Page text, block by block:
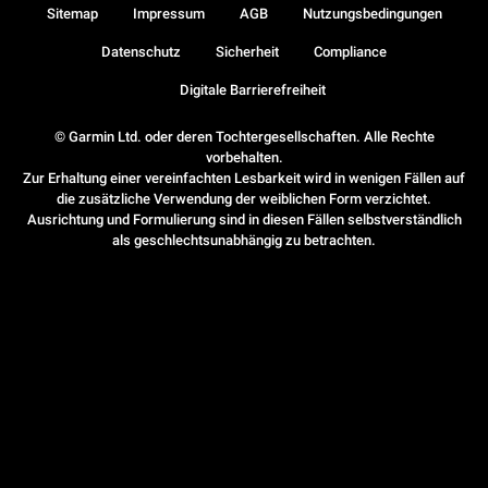
© Garmin Ltd. oder deren Tochtergesellschaften. Alle Rechte
vorbehalten.
Zur Erhaltung einer vereinfachten Lesbarkeit wird in wenigen Fällen auf
die zusätzliche Verwendung der weiblichen Form verzichtet.
Ausrichtung und Formulierung sind in diesen Fällen selbstverständlich
als geschlechtsunabhängig zu betrachten.
Sitemap Impressum AGB Nutzungsbedingungen
Datenschutz Sicherheit Compliance
Digitale Barrierefreiheit